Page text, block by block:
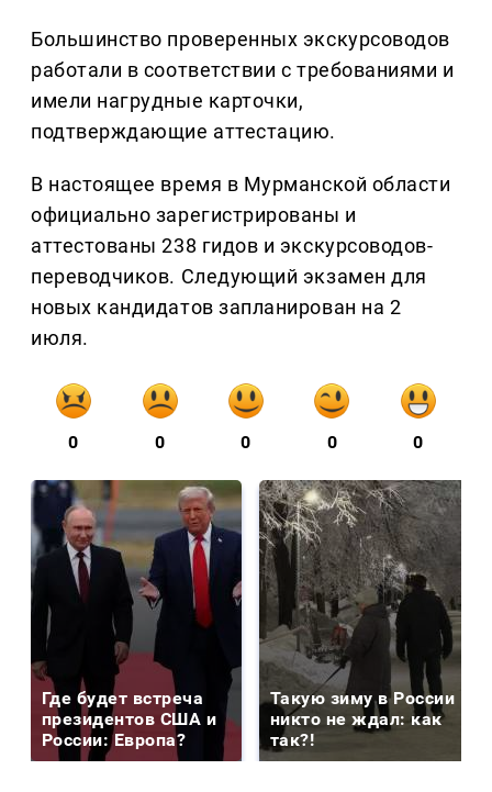
Большинство проверенных экскурсоводов
работали в соответствии с требованиями и
имели нагрудные карточки,
подтверждающие аттестацию.
В настоящее время в Мурманской области
официально зарегистрированы и
аттестованы 238 гидов и экскурсоводов-
переводчиков. Следующий экзамен для
новых кандидатов запланирован на 2
июля.
0 0 0 0 0
Где будет встреча
президентов США и
России: Европа?
Такую зиму в России
никто не ждал: как
так?!